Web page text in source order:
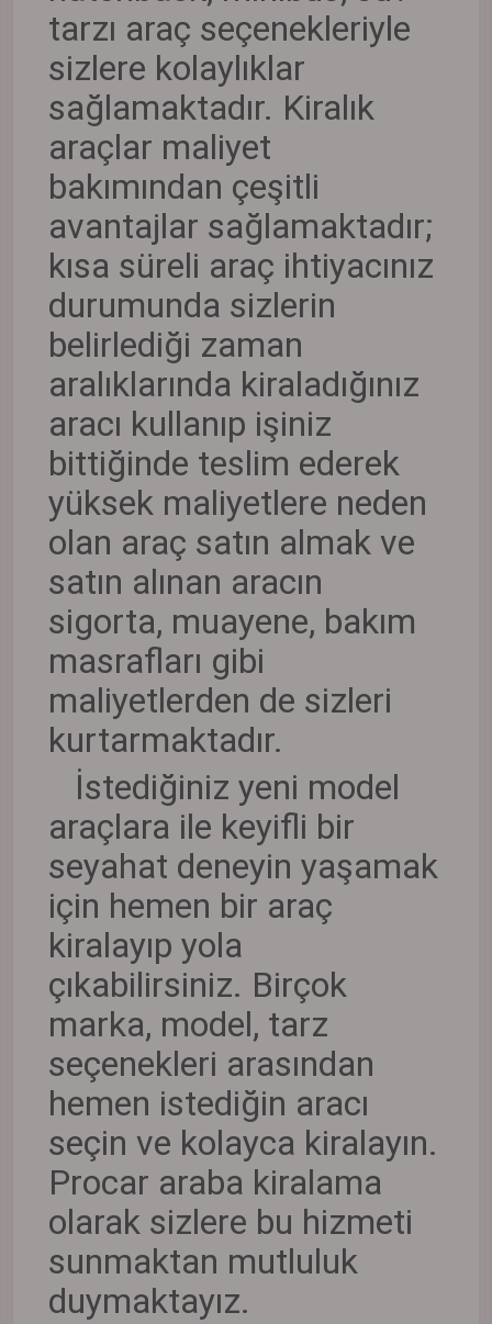
tarzı araç seçenekleriyle
sizlere kolaylıklar
sağlamaktadır. Kiralık
araçlar maliyet
bakımından çeşitli
avantajlar sağlamaktadır;
kısa süreli araç ihtiyacınız
durumunda sizlerin
belirlediği zaman
aralıklarında kiraladığınız
aracı kullanıp işiniz
bittiğinde teslim ederek
yüksek maliyetlere neden
olan araç satın almak ve
satın alınan aracın
sigorta, muayene, bakım
masrafları gibi
maliyetlerden de sizleri
kurtarmaktadır.
İstediğiniz yeni model
araçlara ile keyifli bir
seyahat deneyin yaşamak
için hemen bir araç
kiralayıp yola
çıkabilirsiniz. Birçok
marka, model, tarz
seçenekleri arasından
hemen istediğin aracı
seçin ve kolayca kiralayın.
Procar araba kiralama
olarak sizlere bu hizmeti
sunmaktan mutluluk
duymaktayız.